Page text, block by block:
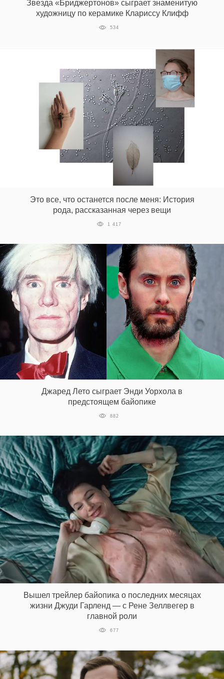
EN
UA
Звезда «Бриджертонов» сыграет знаменитую
художницу по керамике Клариссу Клифф
534
Это все, что останется после меня: История
рода, рассказанная через вещи
1 417
Джаред Лето сыграет Энди Уорхола в
предстоящем байопике
882
Вышел трейлер байопика о последних месяцах
жизни Джуди Гарленд — с Рене Зеллвегер в
главной роли
677